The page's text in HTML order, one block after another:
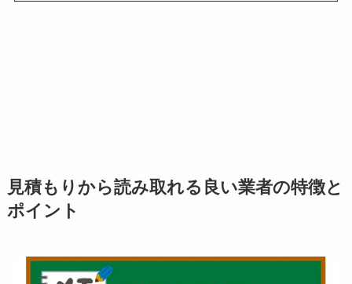
見積もりから読み取れる良い業者の特徴と
ポイント